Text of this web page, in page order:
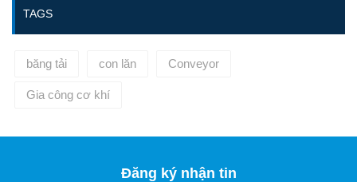
TAGS
băng tải con lăn Conveyor
Gia công cơ khí
Đăng ký nhận tin